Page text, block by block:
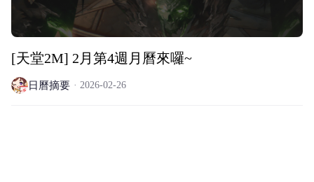
[天堂2M] 2月第4週月曆來囉~
日曆摘要 2026-02-26